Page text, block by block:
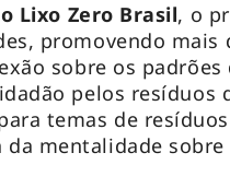
Lixo Zero Brasil, o
promovendo
sobre os padrões
pelos resíduos
temas de
mentalidade